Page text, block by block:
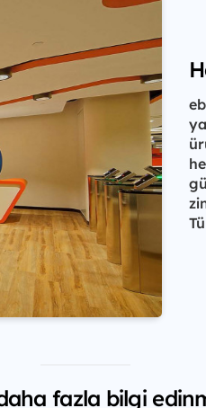
fazla bilgi